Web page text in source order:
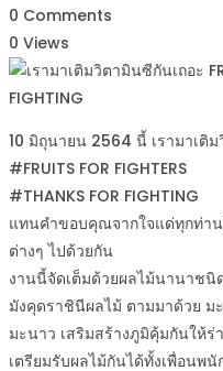
0 Comments
0 Views
10 มิถุนายน 2564 นี้ เรามาเติ
#FRUITS FOR FIGHTERS
#THANKS FOR FIGHTING
แทนคำขอบคุณจากใจแด่ทุกท่า
ต่างๆ ไปด้วยกัน
งานนี้จัดเต็มด้วยผลไม้นานาชนิ
มังคุดราชินีผลไม้ ตามมาด้วย ม
มะนาว เสริมสร้างภูมิคุ้มกันให้
เตรียมรับผลไม้กันได้ทั้งเพื่อนพ